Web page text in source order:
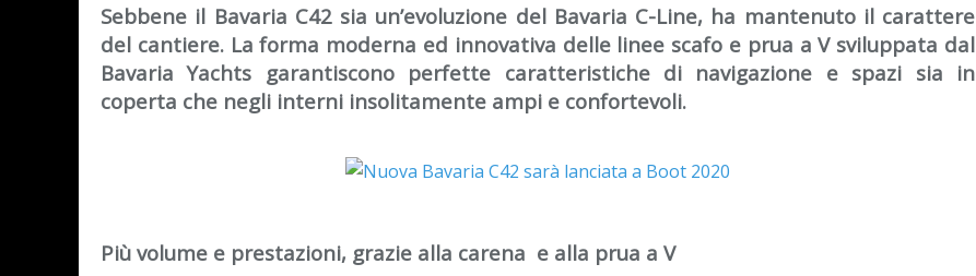
Sebbene il Bavaria C42 sia un’evoluzione del Bavaria C-Line, ha mantenuto il carattere
del cantiere. La forma moderna ed innovativa delle linee scafo e prua a V sviluppata dal
Bavaria Yachts garantiscono perfette caratteristiche di navigazione e spazi sia in
coperta che negli interni insolitamente ampi e confortevoli.
Più volume e prestazioni, grazie alla carena e alla prua a V